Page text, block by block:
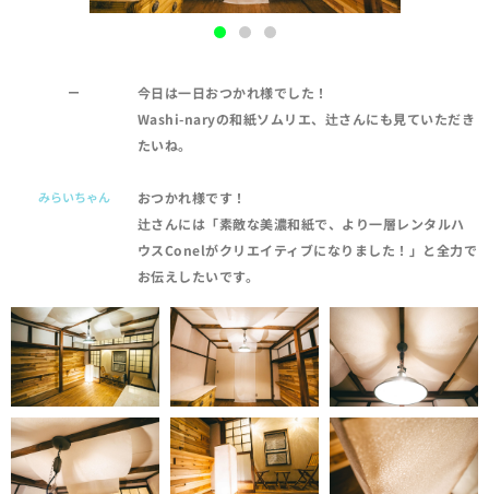
ー
今日は一日おつかれ様でした！
Washi-naryの和紙ソムリエ、辻さんにも見ていただき
たいね。
みらいちゃん
おつかれ様です！
辻さんには「素敵な美濃和紙で、より一層レンタルハ
ウスConelがクリエイティブになりました！」と全力で
お伝えしたいです。